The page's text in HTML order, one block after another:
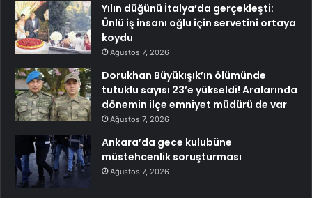
Yılın düğünü İtalya’da gerçekleşti:
Ünlü iş insanı oğlu için servetini ortaya
koydu
Ağustos 7, 2026
Dorukhan Büyükışık’ın ölümünde
tutuklu sayısı 23’e yükseldi! Aralarında
dönemin ilçe emniyet müdürü de var
Ağustos 7, 2026
Ankara’da gece kulubüne
müstehcenlik soruşturması
Ağustos 7, 2026